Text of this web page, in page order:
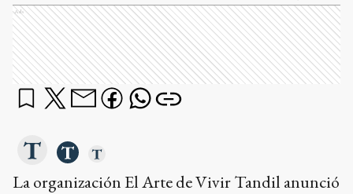
Ads
La organización El Arte de Vivir Tandil anunció